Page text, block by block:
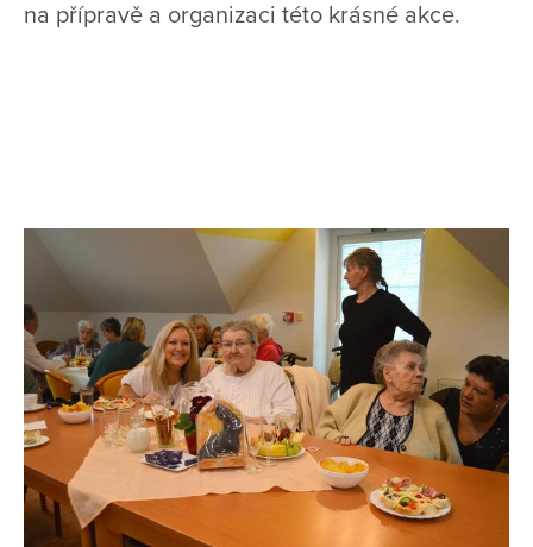
na přípravě a organizaci této krásné akce.